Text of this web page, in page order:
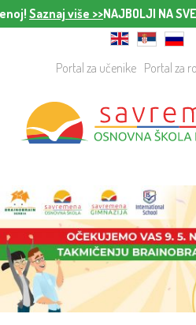
više >>NAJBOLJI NA SVETU:
Portal za učenike Portal za